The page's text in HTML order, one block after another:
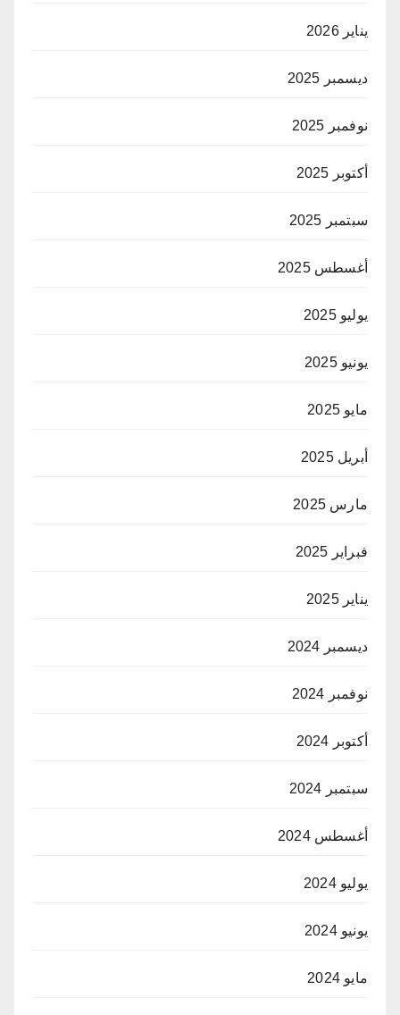
يناير 2026
ديسمبر 2025
نوفمبر 2025
أكتوبر 2025
سبتمبر 2025
أغسطس 2025
يوليو 2025
يونيو 2025
مايو 2025
أبريل 2025
مارس 2025
فبراير 2025
يناير 2025
ديسمبر 2024
نوفمبر 2024
أكتوبر 2024
سبتمبر 2024
أغسطس 2024
يوليو 2024
يونيو 2024
مايو 2024